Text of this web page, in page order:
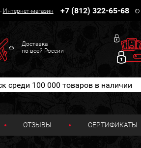
- Интернет-магазин +7 (812) 322-65-68
Доставка
по всей России
ОТЗЫВЫ СЕРТИФИКАТЫ